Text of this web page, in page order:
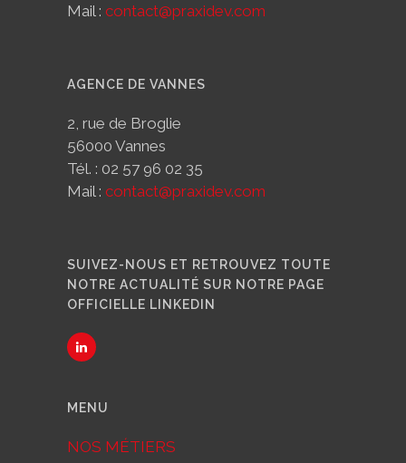
Mail : contact@praxidev.com
AGENCE DE VANNES
2, rue de Broglie
56000 Vannes
Tél. : 02 57 96 02 35
Mail : contact@praxidev.com
SUIVEZ-NOUS ET RETROUVEZ TOUTE
NOTRE ACTUALITÉ SUR NOTRE PAGE
OFFICIELLE LINKEDIN
MENU
NOS MÉTIERS